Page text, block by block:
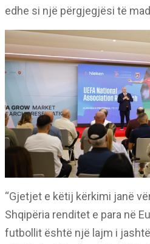
edhe si një përgjegjësi të
“Gjetjet e këtij kërkimi janë
Shqipëria renditet e para në
futbollit është një lajm i